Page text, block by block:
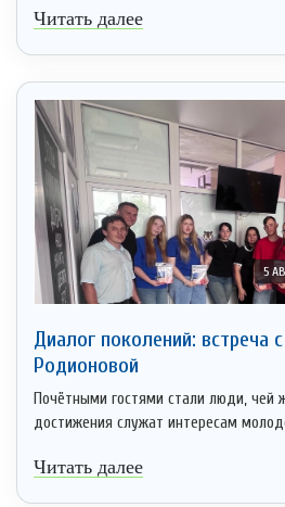
Читать далее
5
Диалог поколений: встреча
Родионовой
Почётными гостями стали люди, чей
достижения служат интересам
Читать далее